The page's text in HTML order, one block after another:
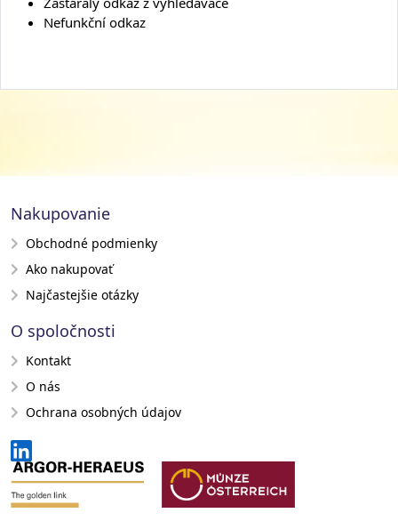
Nefunkční odkaz
Nakupovanie
Obchodné podmienky
Ako nakupovať
Najčastejšie otázky
O spoločnosti
Kontakt
O nás
Ochrana osobných údajov